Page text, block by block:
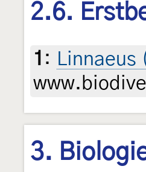
2.6.
1 : Linnaeus
3.